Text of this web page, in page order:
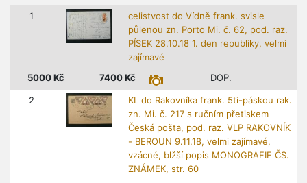
1
celistvost do Vídně frank. svisle
půlenou zn. Porto Mi. č. 62, pod. raz.
PÍSEK 28.10.18 1. den republiky, velmi
zajímavé
5000 Kč 7400 Kč DOP.
2
KL do Rakovníka frank. 5ti-páskou rak.
zn. Mi. č. 217 s ručním přetiskem
Česká pošta, pod. raz. VLP RAKOVNÍK
- BEROUN 9.11.18, velmi zajímavé,
vzácné, blžší popis MONOGRAFIE ČS.
ZNÁMEK, str. 60